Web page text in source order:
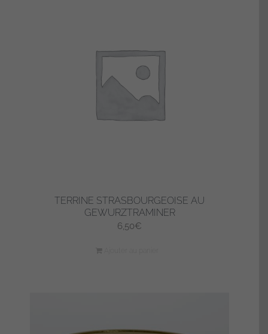
TERRINE STRASBOURGEOISE AU
GEWURZTRAMINER
6,50€